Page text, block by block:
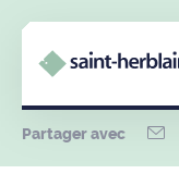
Partager avec